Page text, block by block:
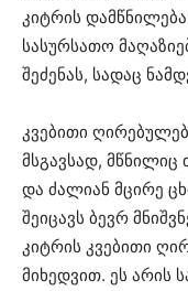
კიტრის
სასურსათო
შეძენას, სადაც
კვებითი
მსგავსად, მწნილიც
და ძალიან მცირე
შეიცავს ბევრ
კიტრის კვებითი
მიხედვით. ეს არის